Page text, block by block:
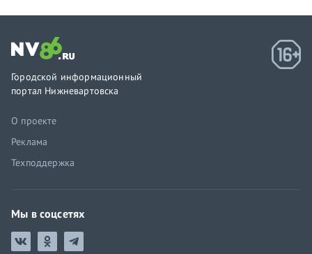
Городской информационный
портал Нижневартовска
О проекте
Реклама
Техподдержка
Мы в соцсетях